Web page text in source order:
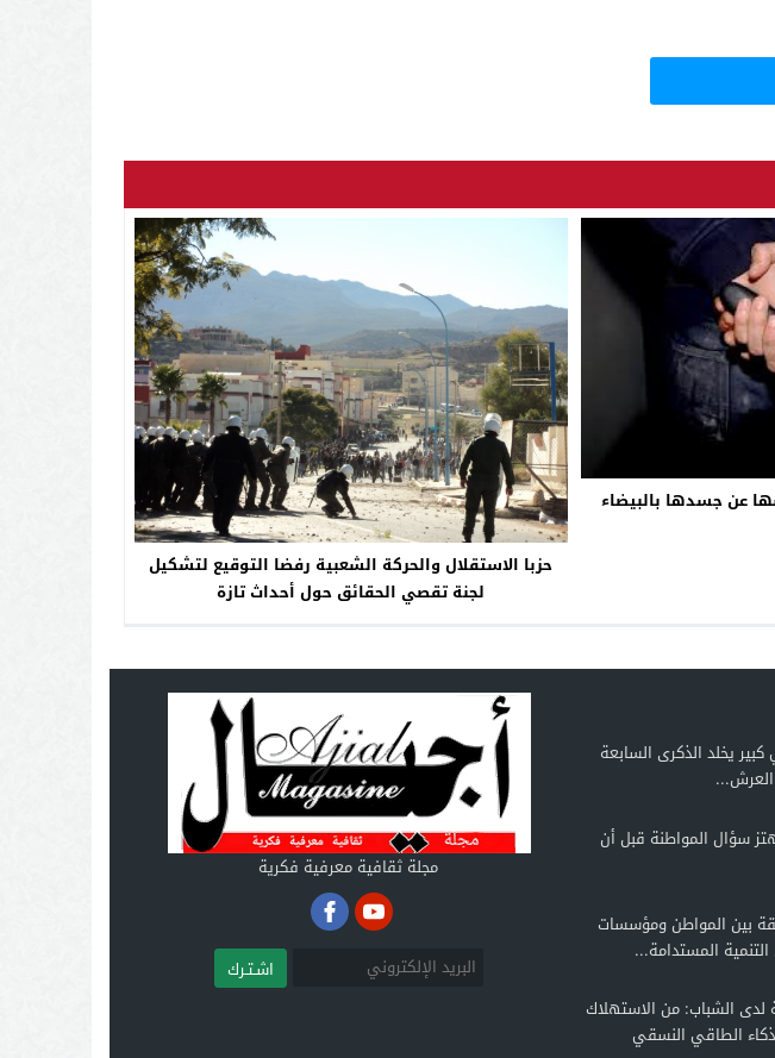
عن جسدها بالبيضاء
حزبا الاستقلال والحركة الشعبية رفضا التوقيع لتشكيل
لجنة تقصي الحقائق حول أحداث تازة
يخلد الذكرى السابعة
سؤال المواطنة قبل أن
بين المواطن ومؤسسات
المستدامة...
لدى الشباب: من الاستهلاك
الطاقي النسقي
مجلة ثقافية معرفية فكرية
اشـتـرك